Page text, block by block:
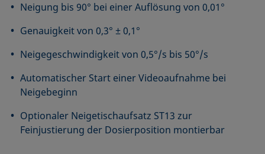
Neigung bis 90° bei einer Auflösung von 0,01°
Genauigkeit von 0,3° ± 0,1°
Neigegeschwindigkeit von 0,5°/s bis 50°/s
Automatischer Start einer Videoaufnahme bei
Neigebeginn
Optionaler Neigetischaufsatz ST13 zur
Feinjustierung der Dosierposition montierbar